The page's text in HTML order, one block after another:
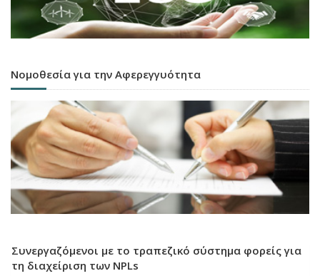
Νομοθεσία για την Αφερεγγυότητα
Συνεργαζόμενοι με το τραπεζικό σύστημα φορείς για
τη διαχείριση των NPLs